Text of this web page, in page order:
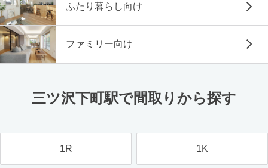
ふたり暮らし向け
ファミリー向け
三ツ沢下町駅で間取りから探す
1R 1K